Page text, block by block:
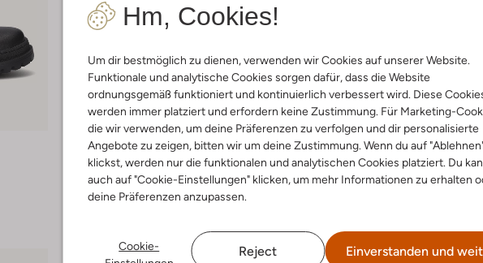
Hm, Cookies!
Um dir bestmöglich zu dienen, verwenden wir Cookies auf unserer Website.
Funktionale und analytische Cookies sorgen dafür, dass die Website
ordnungsgemäß funktioniert und kontinuierlich verbessert wird. Diese
werden immer platziert und erfordern keine Zustimmung. Für Marketing-
die wir verwenden, um deine Präferenzen zu verfolgen und dir personalisierte
Angebote zu zeigen, bitten wir um deine Zustimmung. Wenn du auf
klickst, werden nur die funktionalen und analytischen Cookies platziert. Du
auch auf "Cookie-Einstellungen" klicken, um mehr Informationen zu erhalten
deine Präferenzen anzupassen.
Cookie-
Reject Einverstanden und
-40%
Shoesme
Chelsea Boots
€ 56,99
-20%
Shoesme
Schnürboots
Ab € 75,99